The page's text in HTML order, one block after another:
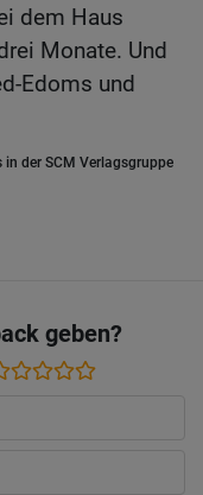
dem Haus
Monate. Und
Edoms und
in der SCM Verlagsgruppe
geben?